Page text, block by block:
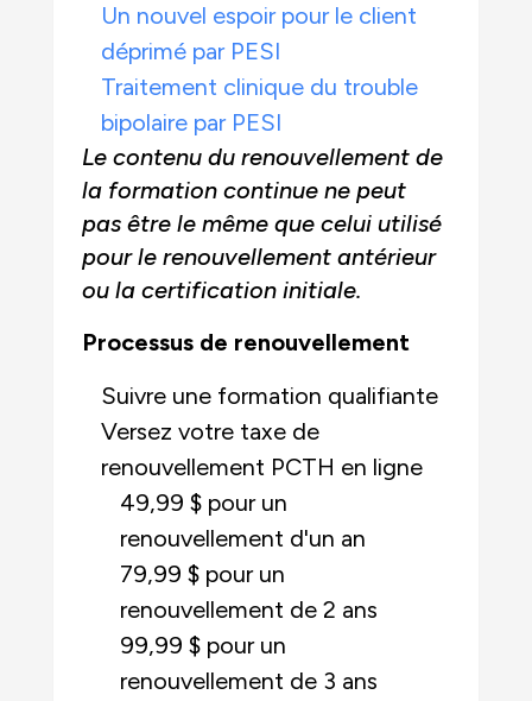
Un nouvel espoir pour le client
déprimé par PESI
Traitement clinique du trouble
bipolaire par PESI
Le contenu du renouvellement de
la formation continue ne peut
pas être le même que celui utilisé
pour le renouvellement antérieur
ou la certification initiale.
Processus de renouvellement
Suivre une formation qualifiante
Versez votre taxe de
renouvellement PCTH en ligne
49,99 $ pour un
renouvellement d'un an
79,99 $ pour un
renouvellement de 2 ans
99,99 $ pour un
renouvellement de 3 ans